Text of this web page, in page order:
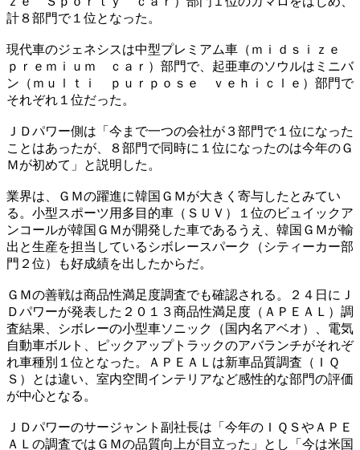
計８部門で１位となった。
現代車のジェネシスは中型プレミアム車（ｍｉｄｓｉｚｅ
ｐｒｅｍｉｕｍ ｃａｒ）部門で、起亜車のソウルはミニバ
ン（ｍｕｌｔｉ ｐｕｒｐｏｓｅ ｖｅｈｉｃｌｅ）部門で
それぞれ１位だった。
ＪＤパワー側は「今まで一つの会社が３部門で１位になった
ことはあったが、８部門で同時に１位になったのは今年のＧ
Ｍが初めて」と説明した。
業界は、ＧＭの躍進に韓国ＧＭが大きく寄与したとみてい
る。小型スポーツ用多目的車（ＳＵＶ）１位のビュイックア
ンコールが韓国ＧＭが開発した車であるうえ、韓国ＧＭが輸
出と生産を担当しているシボレースパーク（シティーカー部
門２位）も好成績を出したからだ。
ＧＭの善戦は商品性満足度調査でも確認される。２４日にＪ
Ｄパワーが発表した２０１３商品性満足度（ＡＰＥＡＬ）調
査結果、シボレーの小型車ソニック（国内名アベオ）、電気
自動車ボルト、ピックアップトラックのアバランチがそれぞ
れ車種別１位となった。ＡＰＥＡＬは新車品質調査（ＩＱ
Ｓ）とは違い、室内空間インテリアなど感性的な部門の評価
が中心となる。
ＪＤパワーのサージャント副社長は「今年のＩＱＳやＡＰＥ
ＡＬの調査ではＧＭの品質向上が目立った」とし「今は米国